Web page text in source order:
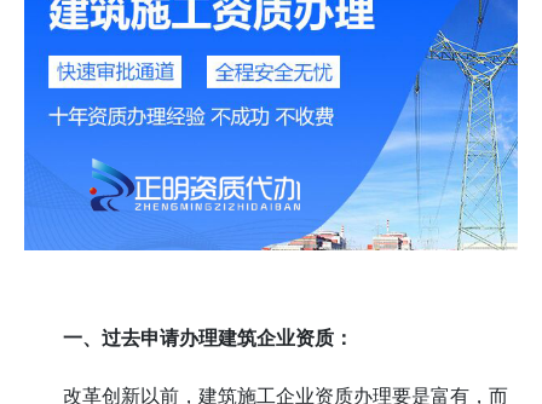
一、过去申请办理建筑企业资质：
改革创新以前，建筑施工企业资质办理要是富有，而